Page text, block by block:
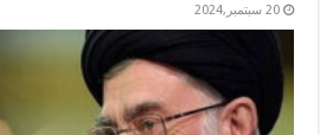
20 سبتمبر,2024